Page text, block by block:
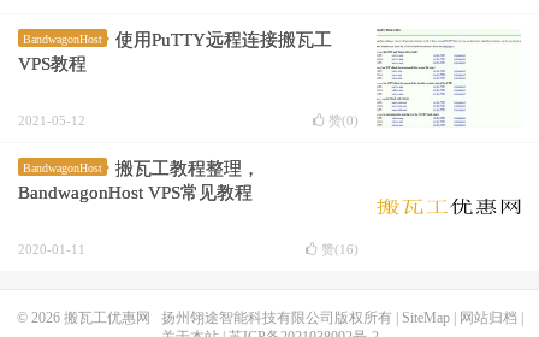
BandwagonHost
使用PuTTY远程连接搬瓦工
VPS教程
2021-05-12 赞(0)
BandwagonHost
搬瓦工教程整理，
BandwagonHost VPS常见教程
2020-01-11 赞(16)
© 2026 搬瓦工优惠网 扬州翎途智能科技有限公司版权所有 | SiteMap| 网站归档